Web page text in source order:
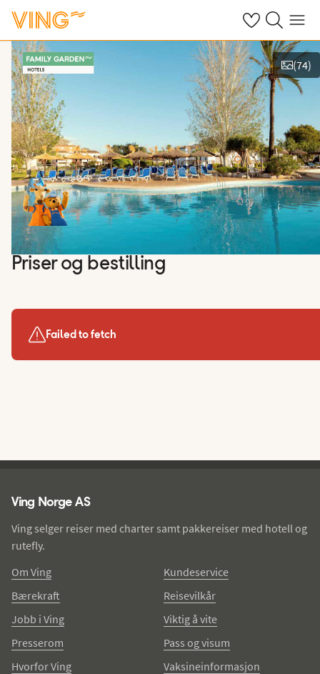
Se dine sparte
Søk påMeny
Se bilder og film
(74)
Priser og bestilling
Failed to fetch
Ving Norge AS
Ving selger reiser med charter samt pakkereiser med hotell og
rutefly.
Om Ving
Bærekraft
Jobb i Ving
Presserom
Hvorfor Ving
Kundeservice
Reisevilkår
Viktig å vite
Pass og visum
Vaksineinformasjon